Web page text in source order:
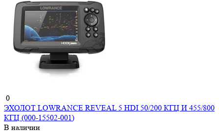
0
ЭХОЛОТ LOWRANCE REVEAL 5 HDI 50/200 КГЦ И 455/800
КГЦ (000-15502-001)
В наличии